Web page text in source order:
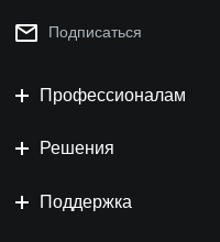
Подписаться
Профессионалам
Решения
Поддержка